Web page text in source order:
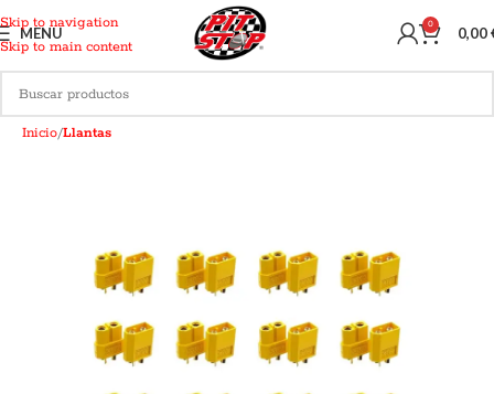
Skip to navigation
Skip to main content
MENU 0 0,00
Inicio Llantas